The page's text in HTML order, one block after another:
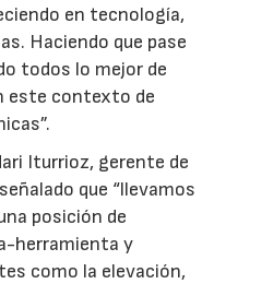
en tecnología,
Haciendo que pase
todos lo mejor de
este contexto de
Iturrioz, gerente de
que “llevamos
posición de
herramienta y
como la elevación,